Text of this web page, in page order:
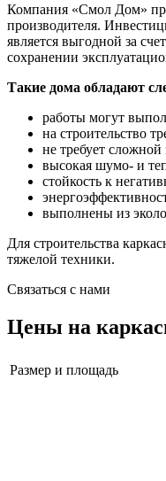
Компания «Смол Дом»
производителя.
является выгодной за
сохранении
Такие дома обладают
работы могут
на строительство
не требует сложной
высокая шумо- и
стойкость к
выполнены из
Для строительства
тяжелой техники.
Связаться с нами
Цены на
Размер и площадь